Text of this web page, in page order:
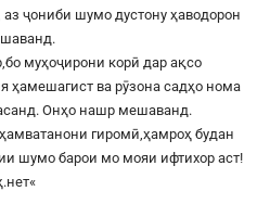
ҷониби шумо дустону ҳаводорон
муҳоҷирони корӣ дар ақсо
ҳамешагист ва рӯзона садҳо нома
Онҳо нашр мешаванд.
гиромӣ,ҳамроҳ будан
шумо барои мо мояи ифтихор аст!
«